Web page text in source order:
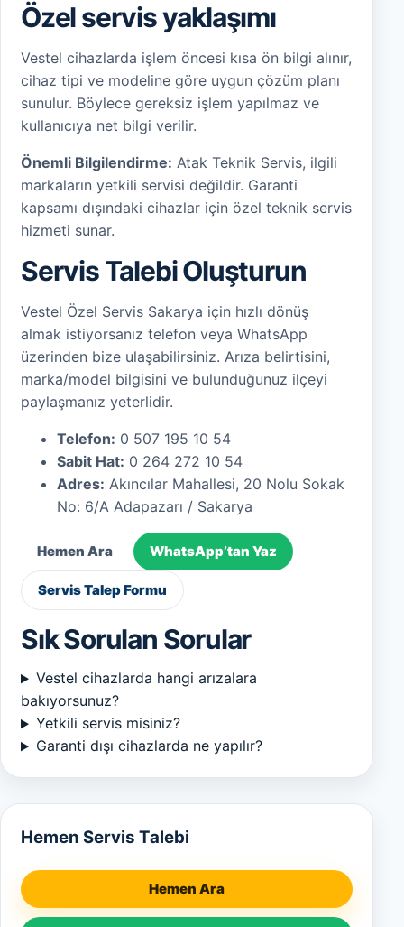
Özel servis yaklaşımı
Vestel cihazlarda işlem öncesi kısa ön bilgi alınır,
cihaz tipi ve modeline göre uygun çözüm planı
sunulur. Böylece gereksiz işlem yapılmaz ve
kullanıcıya net bilgi verilir.
Önemli Bilgilendirme: Atak Teknik Servis, ilgili
markaların yetkili servisi değildir. Garanti
kapsamı dışındaki cihazlar için özel teknik servis
hizmeti sunar.
Servis Talebi Oluşturun
Vestel Özel Servis Sakarya için hızlı dönüş
almak istiyorsanız telefon veya WhatsApp
üzerinden bize ulaşabilirsiniz. Arıza belirtisini,
marka/model bilgisini ve bulunduğunuz ilçeyi
paylaşmanız yeterlidir.
Telefon: 0 507 195 10 54
Sabit Hat: 0 264 272 10 54
Adres: Akıncılar Mahallesi, 20 Nolu Sokak
No: 6/A Adapazarı / Sakarya
Hemen Ara WhatsApp’tan Yaz
Servis Talep Formu
Sık Sorulan Sorular
Vestel cihazlarda hangi arızalara
bakıyorsunuz?
Yetkili servis misiniz?
Garanti dışı cihazlarda ne yapılır?
Hemen Servis Talebi
Hemen Ara